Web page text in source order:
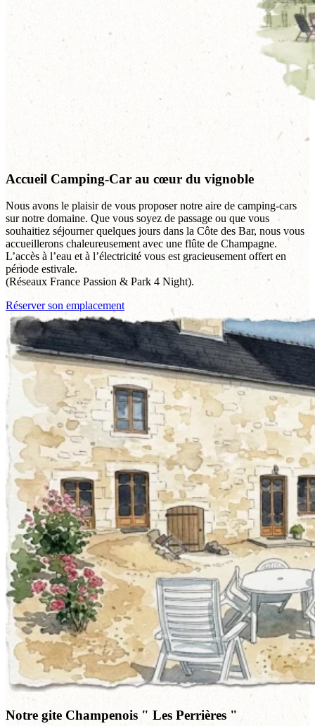
Accueil Camping-Car au cœur du vignoble
Nous avons le plaisir de vous proposer notre aire de camping-cars
sur notre domaine. Que vous soyez de passage ou que vous
souhaitiez séjourner quelques jours dans la Côte des Bar, nous vous
accueillerons chaleureusement avec une flûte de Champagne.
L’accès à l’eau et à l’électricité vous est gracieusement offert en
période estivale.
(Réseaux France Passion & Park 4 Night).
Réserver son emplacement
Notre gite Champenois " Les Perrières "